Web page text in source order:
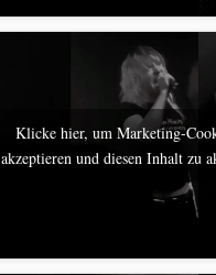
Klicke hier, um Marketing-
akzeptieren und diesen Inhalt zu